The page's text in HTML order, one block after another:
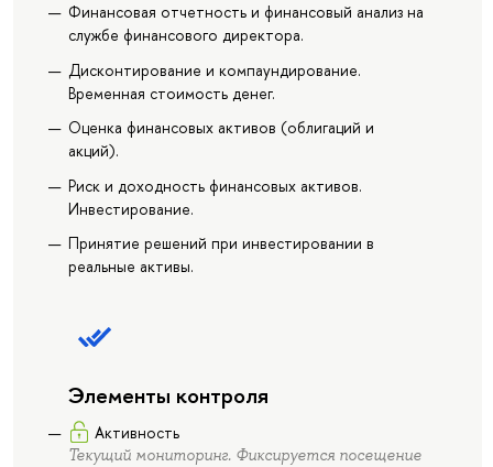
Финансовая отчетность и финансовый анализ на
службе финансового директора.
Дисконтирование и компаундирование.
Временная стоимость денег.
Оценка финансовых активов (облигаций и
акций).
Риск и доходность финансовых активов.
Инвестирование.
Принятие решений при инвестировании в
реальные активы.
Элементы контроля
Активность
Текущий мониторинг. Фиксируется посещение